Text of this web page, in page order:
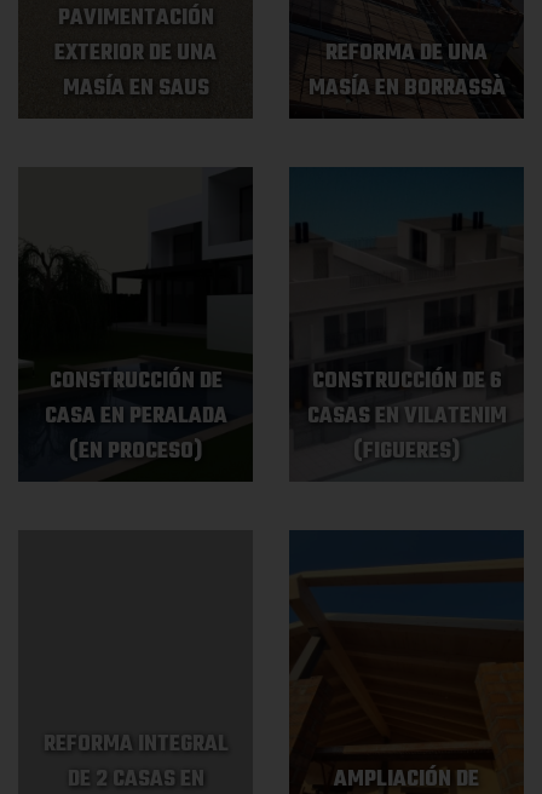
PAVIMENTACIÓN
EXTERIOR DE UNA
MASÍA EN SAUS
REFORMA DE UNA
MASÍA EN BORRASSÀ
CONSTRUCCIÓN DE
CASA EN PERALADA
(EN PROCESO)
CONSTRUCCIÓN DE 6
CASAS EN VILATENIM
(FIGUERES)
REFORMA INTEGRAL
DE 2 CASAS EN
AMPLIACIÓN DE